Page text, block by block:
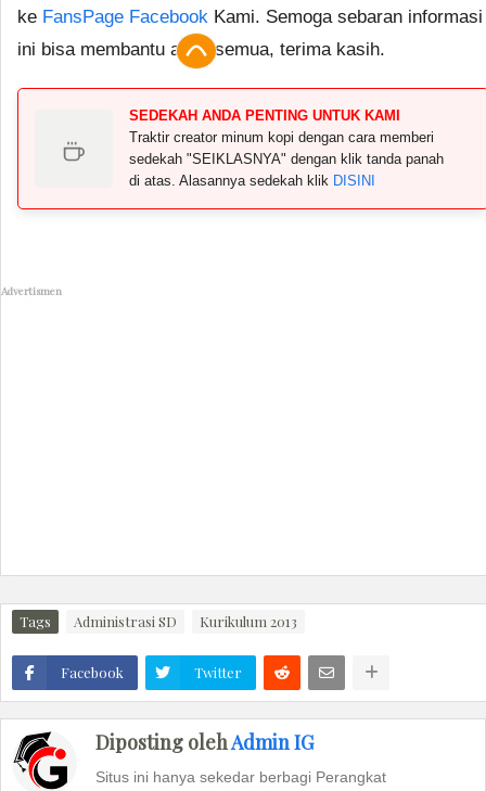
ke FansPage Facebook Kami. Semoga sebaran informasi
ini bisa membantu anda semua, terima kasih.
SEDEKAH ANDA PENTING UNTUK KAMI
Traktir creator minum kopi dengan cara memberi
sedekah "SEIKLASNYA" dengan klik tanda panah
di atas. Alasannya sedekah klik DISINI
Advertismen
Tags Administrasi SD Kurikulum 2013
Facebook Twitter
Diposting olehAdmin IG
Situs ini hanya sekedar berbagi Perangkat